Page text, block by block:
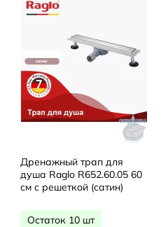
Дренажный трап для
душа Raglo R652.60.05 60
см с решеткой (сатин)
Остаток 10 шт